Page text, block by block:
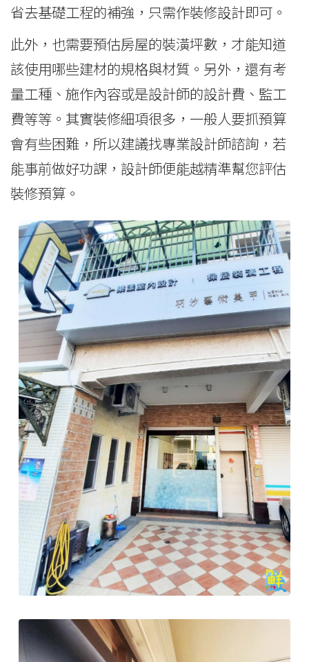
省去基礎工程的補強，只需作裝修設計即可。
此外，也需要預估房屋的裝潢坪數，才能知道
該使用哪些建材的規格與材質。另外，還有考
量工種、施作內容或是設計師的設計費、監工
費等等。其實裝修細項很多，一般人要抓預算
會有些困難，所以建議找專業設計師諮詢，若
能事前做好功課，設計師便能越精準幫您評估
裝修預算。